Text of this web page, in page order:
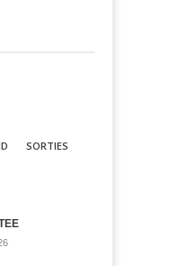
SORTIES